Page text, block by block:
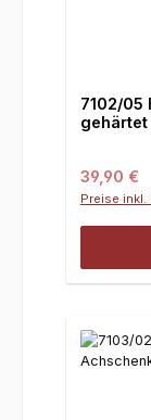
7102/05
gehärtet
Regulärer
39,90 €
Preise inkl.